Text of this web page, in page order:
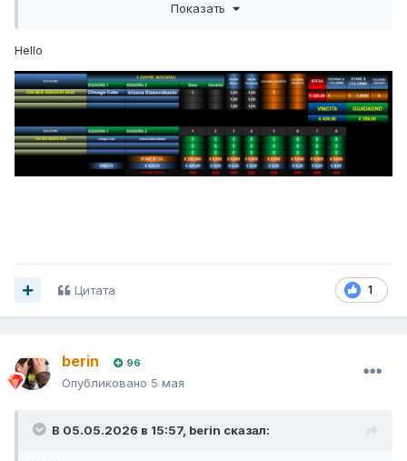
Показать
Hello
1
Цитата
berin 96
Опубликовано 5 мая
В 05.05.2026 в 15:57, berin сказал: